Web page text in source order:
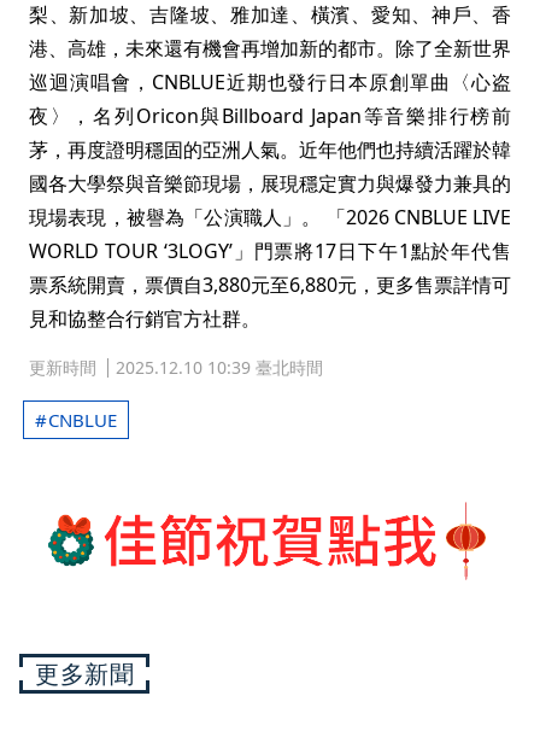
梨、新加坡、吉隆坡、雅加達、橫濱、愛知、神戶、香
港、高雄，未來還有機會再增加新的都市。除了全新世界
巡迴演唱會，CNBLUE近期也發行日本原創單曲〈心盗
夜〉，名列Oricon與Billboard Japan等音樂排行榜前
茅，再度證明穩固的亞洲人氣。近年他們也持續活躍於韓
國各大學祭與音樂節現場，展現穩定實力與爆發力兼具的
現場表現，被譽為「公演職人」。 「2026 CNBLUE LIVE
WORLD TOUR ‘3LOGY’」門票將17日下午1點於年代售
票系統開賣，票價自3,880元至6,880元，更多售票詳情可
見和協整合行銷官方社群。
更新時間 2025.12.10 10:39 臺北時間
CNBLUE
更多新聞